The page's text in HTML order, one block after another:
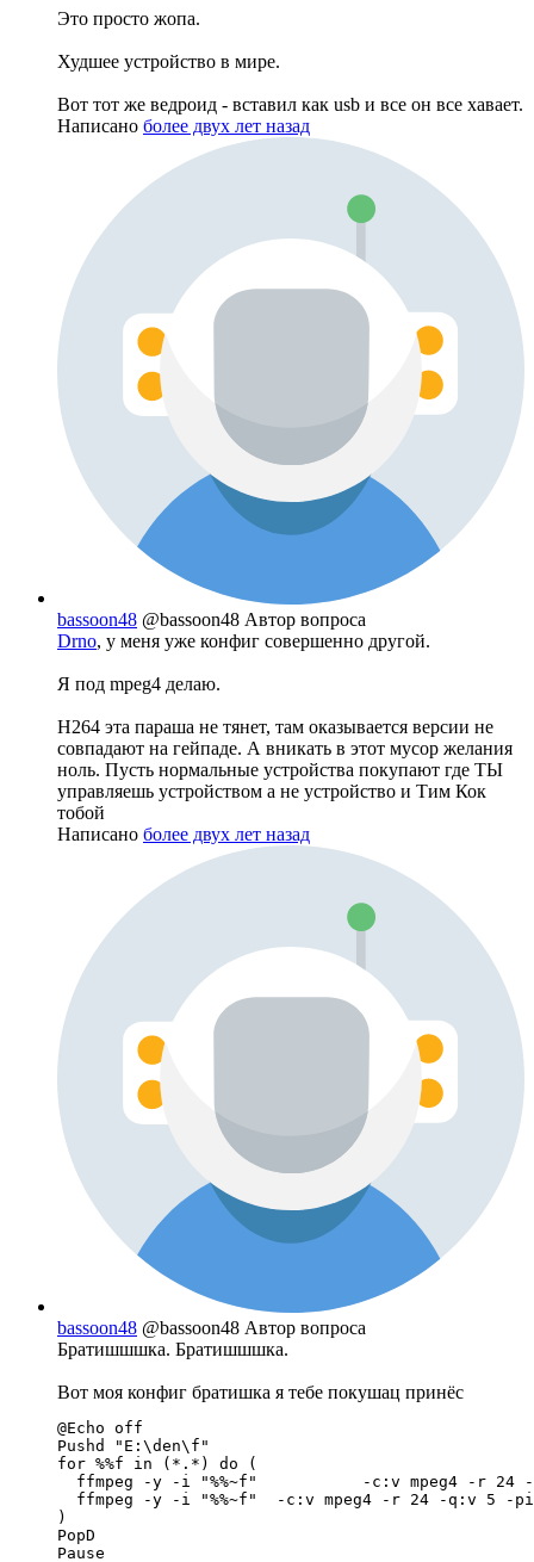
Это просто жопа.
Худшее устройство в мире.
Вот тот же ведроид - вставил как usb и все он все хавает.
Написано более двух лет назад
bassoon48 @bassoon48 Автор вопроса
Drno, у меня уже конфиг совершенно другой.
Я под mpeg4 делаю.
H264 эта параша не тянет, там оказывается версии не
совпадают на гейпаде. А вникать в этот мусор желания
ноль. Пусть нормальные устройства покупают где ТЫ
управляешь устройством а не устройство и Тим Кок
тобой
Написано более двух лет назад
bassoon48 @bassoon48 Автор вопроса
Братишшшка. Братишшшка.
Вот моя конфиг братишка я тебе покушац принёс
@Echo off
Pushd "E:\den\f"
for %%f in (*.*) do (
  ffmpeg -y -i "%%~f"		-c:v mpeg4 -r 24 -q:v 5 -pix_fmt yuv420p -b:v 1000K -vf scale=640x480 -pass 1 -f mp4 NULL
ffmpeg -y -i "%%~f"  -c:v mpeg4 -r 24 -q:v 5 -
)
PopD
Pause